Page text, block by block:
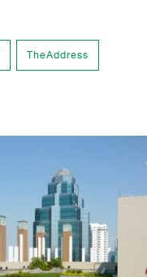
TheAddress